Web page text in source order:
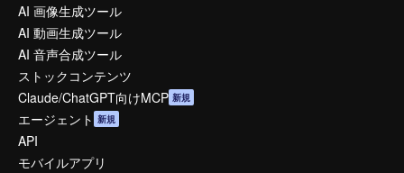
AI 画像生成ツール
AI 動画生成ツール
AI 音声合成ツール
ストックコンテンツ
Claude/ChatGPT向けMCP 新規
エージェント 新規
API
モバイルアプリ